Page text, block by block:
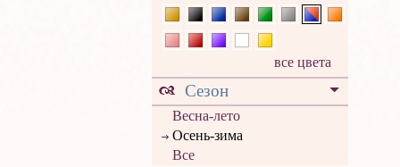
все цвета
Сезон
Весна-лето
Осень-зима
Все